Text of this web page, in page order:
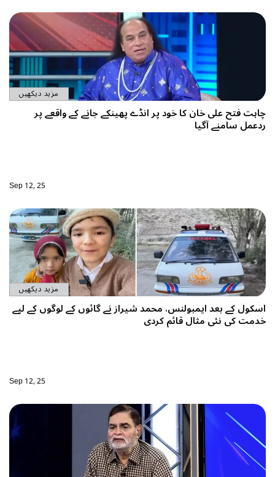
مزید دیکھیں
فتح علی خان کا خود پر انڈے پھینکے جانے کے واقعے پر
سامنے آگیا
Sep 12, 25
مزید دیکھیں
کے بعد ایمبولنس، محمد شیراز نے گائوں کے لوگوں کے لیے
کی نئی مثال قائم کردی
Sep 12, 25